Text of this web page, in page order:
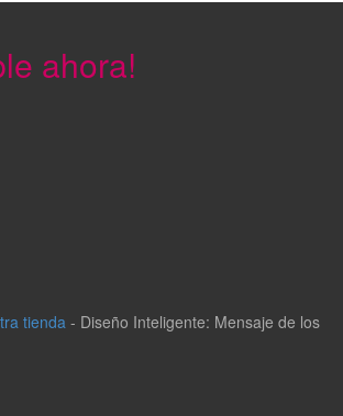
ahora!
tienda- Diseño Inteligente: Mensaje de los